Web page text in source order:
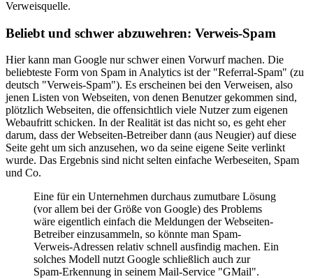
Verweisquelle.
Beliebt und schwer abzuwehren: Verweis-Spam
Hier kann man Google nur schwer einen Vorwurf machen. Die
beliebteste Form von Spam in Analytics ist der "Referral-Spam" (zu
deutsch "Verweis-Spam"). Es erscheinen bei den Verweisen, also
jenen Listen von Webseiten, von denen Benutzer gekommen sind,
plötzlich Webseiten, die offensichtlich viele Nutzer zum eigenen
Webaufritt schicken. In der Realität ist das nicht so, es geht eher
darum, dass der Webseiten-Betreiber dann (aus Neugier) auf diese
Seite geht um sich anzusehen, wo da seine eigene Seite verlinkt
wurde. Das Ergebnis sind nicht selten einfache Werbeseiten, Spam
und Co.
Eine für ein Unternehmen durchaus zumutbare Lösung
(vor allem bei der Größe von Google) des Problems
wäre eigentlich einfach die Meldungen der Webseiten-
Betreiber einzusammeln, so könnte man Spam-
Verweis-Adressen relativ schnell ausfindig machen. Ein
solches Modell nutzt Google schließlich auch zur
Spam-Erkennung in seinem Mail-Service "GMail".